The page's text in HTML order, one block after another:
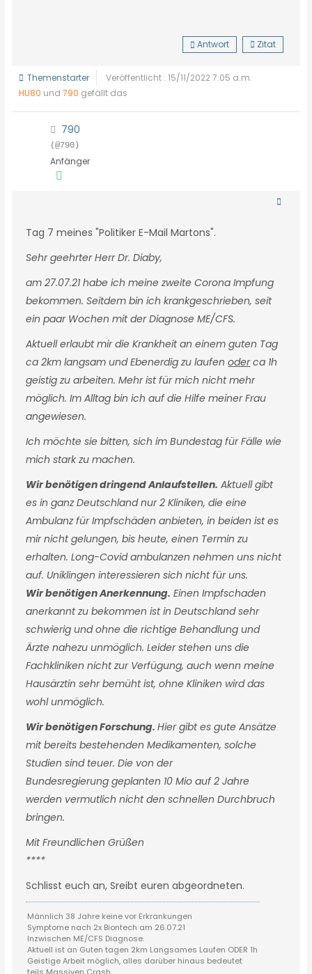
Wir müssen zusammen gegen das Unrecht was uns
Antwort Zitat
Themenstarter
Veröffentlicht : 15/11/2022 7:05 a.m.
HU80 und790 gefällt das
790
(@790)
Anfänger
Tag 7 meines "Politiker E-Mail Martons".
Sehr geehrter Herr Dr. Diaby,
am 27.07.21 habe ich meine zweite Corona Impfung
bekommen. Seitdem bin ich krankgeschrieben, seit
ein paar Wochen mit der Diagnose ME/CFS.
Aktuell erlaubt mir die Krankheit an einem guten Tag
ca 2km langsam und Ebenerdig zu laufenoderca 1h
geistig zu arbeiten. Mehr ist für mich nicht mehr
möglich. Im Alltag bin ich auf die Hilfe meiner Frau
angewiesen.
Ich möchte sie bitten, sich im Bundestag für Fälle wie
mich stark zu machen.
Wir benötigen dringend Anlaufstellen. Aktuell gibt
es in ganz Deutschland nur 2 Kliniken, die eine
Ambulanz für Impfschäden anbieten, in beiden ist es
mir nicht gelungen, bis heute, einen Termin zu
erhalten. Long-Covid ambulanzen nehmen uns nicht
auf. Uniklingen interessieren sich nicht für uns.
Wir benötigen Anerkennung. Einen Impfschaden
anerkannt zu bekommen ist in Deutschland sehr
schwierig und ohne die richtige Behandlung und
Ärzte nahezu unmöglich. Leider stehen uns die
Fachkliniken nicht zur Verfügung, auch wenn meine
Hausärztin sehr bemüht ist, ohne Kliniken wird das
wohl unmöglich.
Wir benötigen Forschung.Hier gibt es gute Ansätze
mit bereits bestehenden Medikamenten, solche
Studien sind teuer. Die von der
Bundesregierung geplanten 10 Mio auf 2 Jahre
werden vermutlich nicht den schnellen Durchbruch
bringen.
Mit Freundlichen Grüßen
****
Schlisst euch an, Sreibt euren abgeordneten.
Männlich 38 Jahre keine vor Erkrankungen
Symptome nach 2x Biontech am 26.07.21
Inzwischen ME/CFS Diagnose.
Aktuell ist an Guten tagen 2km Langsames Laufen ODER 1h
Geistige Arbeit möglich, alles darüber hinaus bedeutet